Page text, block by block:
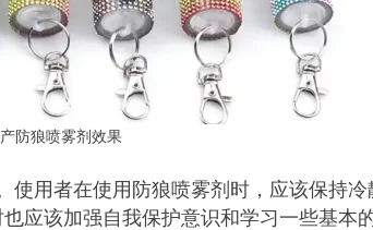
产防狼喷雾剂效果
用者在使用防狼喷雾剂时，应该保持冷
应该加强自我保护意识和学习一些基本